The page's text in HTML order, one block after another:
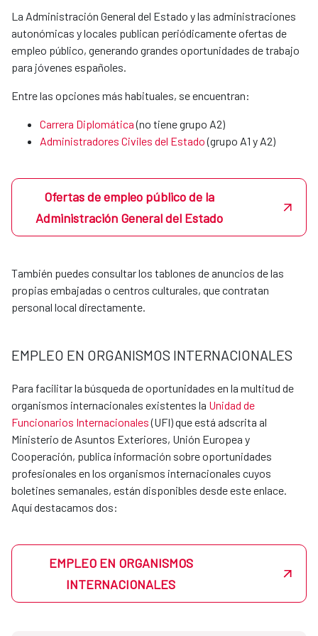
colaboradoras.
Xunta de Galicia
Fundación universitaria Las Palmas
Universidad Politécnica de Valencia
Podrás hacerlas tanto en la sede central en Madrid como en
En Madrid, si un estudiante quiere realizar prácticas en la
agencia, por sí mismo o a través de su coordinador de
prácticas mandará un correo a la Unidad de Apoyo de la
interesado en acoger al estudiante, se pondría en
formativa.
Las oficinas de cooperación en el exterior también
pueden acoger estudiantes en prácticas, y las
peticiones también se canalizarán a través de las
Unidades de apoyo de cada dirección.
Consulta por los requisitos y las plazas disponibles
escribiendo a becasmae@aecid.es. La AECID es un entorno
impacto global.
Actualmente disponemos de convenios con los siguientes
La Administración General del Estado y las administraciones
autonómicas y locales publican periódicamente ofertas de
empleo público, generando grandes oportunidades de trabajo
para jóvenes españoles.
Entre las opciones más habituales, se encuentran:
Carrera Diplomática(no tiene grupo A2)
Administradores Civiles del Estado(grupo A1 y A2)​​​​​​​
Ofertas de empleo público de la
Administración General del Estado
También puedes consultar los tablones de anuncios de las
propias embajadas o centros culturales, que contratan
personal local directamente.
EMPLEO EN ORGANISMOS INTERNACIONALES
Para facilitar la búsqueda de oportunidades en la multitud de
organismos internacionales existentes la Unidad de
Funcionarios Internacionales(UFI) que está adscrita al
Ministerio de Asuntos Exteriores, Unión Europea y
Cooperación, publica información sobre oportunidades
profesionales en los organismos internacionales cuyos
boletines semanales, están disponibles desde este enlace.
Aquí destacamos dos:
EMPLEO EN ORGANISMOS
INTERNACIONALES